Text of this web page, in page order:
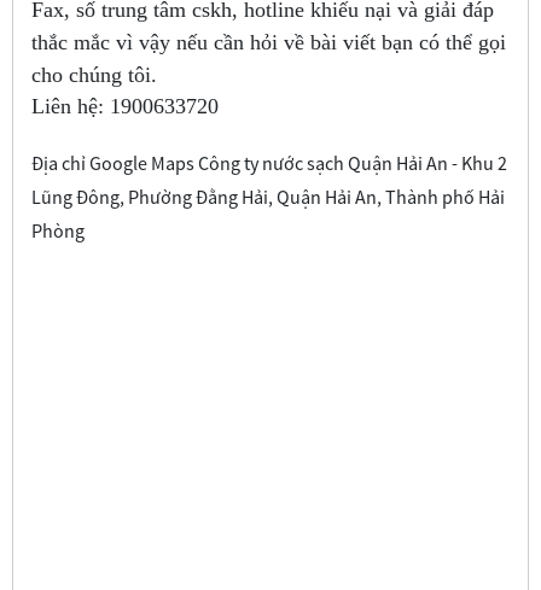
Fax, số trung tâm cskh, hotline khiếu nại và giải đáp
thắc mắc vì vậy nếu cần hỏi về bài viết bạn có thể gọi
cho chúng tôi.
Liên hệ: 1900633720
Địa chỉ Google Maps Công ty nước sạch Quận Hải An - Khu 2
Lũng Đông, Phường Đằng Hải, Quận Hải An, Thành phố Hải
Phòng